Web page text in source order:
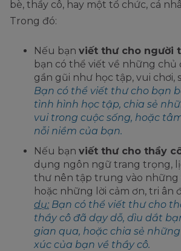
bè, thầy cô, hay một tổ chức, cá
Trong đó:
Nếu bạn viết thư cho người
bạn có thể viết về những chủ
gần gũi như học tập, vui chơi,
Bạn có thể viết thư cho bạn
tình hình học tập, chia sẻ
vui trong cuộc sống, hoặc
nỗi niềm của bạn.
Nếu bạn viết thư cho thầy
dụng ngôn ngữ trang trọng,
thư nên tập trung vào những
hoặc những lời cảm ơn, tri ân
dụ: Bạn có thể viết thư cho
thầy cô đã dạy dỗ, dìu dắt
gian qua, hoặc chia sẻ
xúc của bạn về thầy cô.